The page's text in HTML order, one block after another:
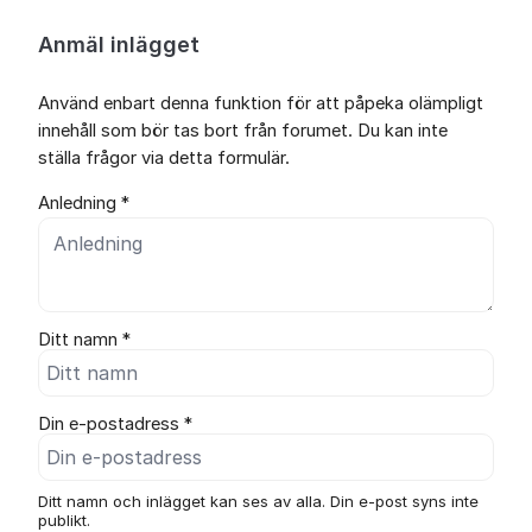
Anmäl inlägget
Använd enbart denna funktion för att påpeka olämpligt
innehåll som bör tas bort från forumet. Du kan inte
ställa frågor via detta formulär.
Anledning *
Ditt namn *
Din e-postadress *
Ditt namn och inlägget kan ses av alla. Din e-post syns inte
publikt.